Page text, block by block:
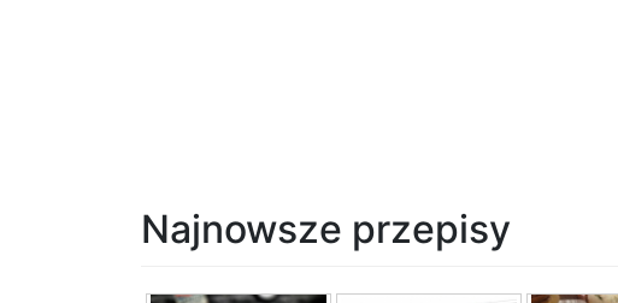
Najnowsze przepisy